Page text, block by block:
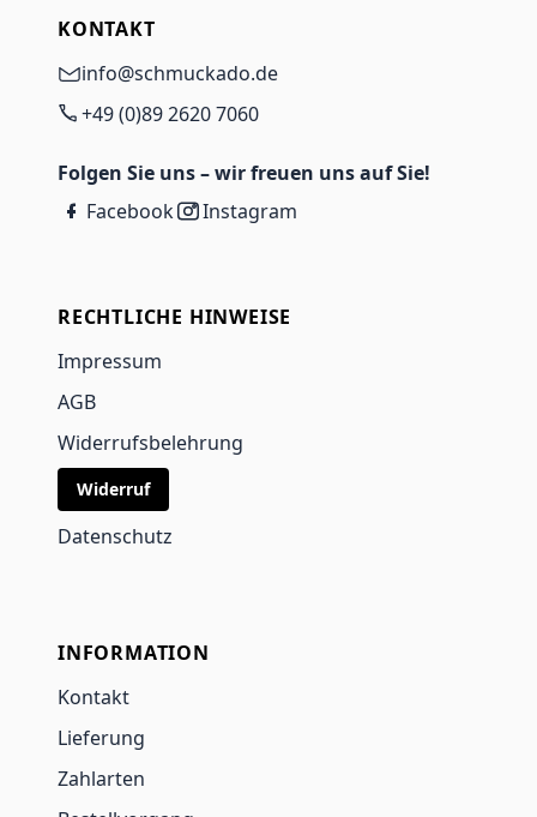
KONTAKT
info@schmuckado.de
+49 (0)89 2620 7060
Folgen Sie uns – wir freuen uns auf Sie!
Facebook
Instagram
RECHTLICHE HINWEISE
Impressum
AGB
Widerrufsbelehrung
Widerruf
Datenschutz
INFORMATION
Kontakt
Lieferung
Zahlarten